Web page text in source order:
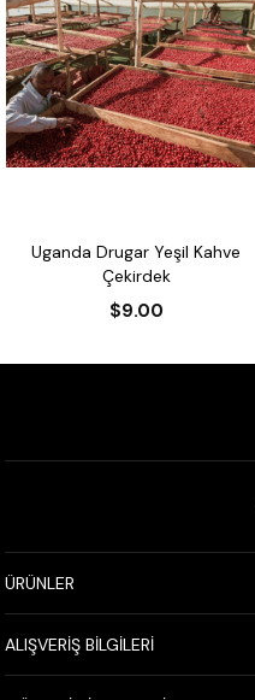
Uganda Drugar Yeşil Kahve
Çekirdek
$9.00
ÜRÜNLER
ALIŞVERİŞ BİLGİLERİ